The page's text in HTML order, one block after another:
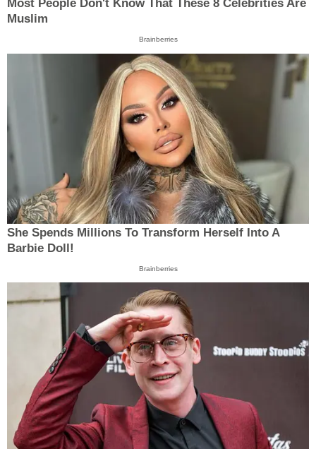
Most People Don't Know That These 8 Celebrities Are
Muslim
Brainberries
She Spends Millions To Transform Herself Into A
Barbie Doll!
Brainberries